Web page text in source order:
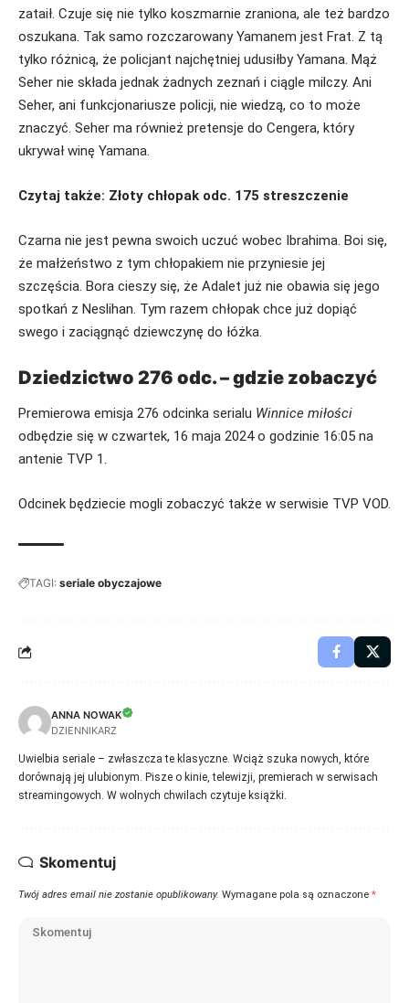
zataił. Czuje się nie tylko koszmarnie zraniona, ale też bardzo
oszukana. Tak samo rozczarowany Yamanem jest Frat. Z tą
tylko różnicą, że policjant najchętniej udusiłby Yamana. Mąż
Seher nie składa jednak żadnych zeznań i ciągle milczy. Ani
Seher, ani funkcjonariusze policji, nie wiedzą, co to może
znaczyć. Seher ma również pretensje do Cengera, który
ukrywał winę Yamana.
Czytaj także: Złoty chłopak odc. 175 streszczenie
Czarna nie jest pewna swoich uczuć wobec Ibrahima. Boi się,
że małżeństwo z tym chłopakiem nie przyniesie jej
szczęścia. Bora cieszy się, że Adalet już nie obawia się jego
spotkań z Neslihan. Tym razem chłopak chce już dopiąć
swego i zaciągnąć dziewczynę do łóżka.
Dziedzictwo 276 odc. – gdzie zobaczyć
Premierowa emisja 276 odcinka serialu Winnice miłości
odbędzie się w czwartek, 16 maja 2024 o godzinie 16:05 na
antenie TVP 1.
Odcinek będziecie mogli zobaczyć także w serwisie TVP VOD.
TAGI: seriale obyczajowe
ANNA NOWAK
DZIENNIKARZ
Uwielbia seriale – zwłaszcza te klasyczne. Wciąż szuka nowych, które
dorównają jej ulubionym. Pisze o kinie, telewizji, premierach w serwisach
streamingowych. W wolnych chwilach czytuje książki.
Skomentuj
Twój adres email nie zostanie opublikowany. Wymagane pola są oznaczone *